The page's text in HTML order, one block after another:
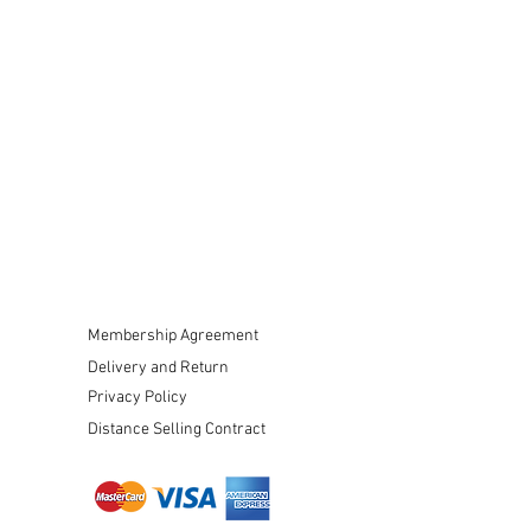
Membership Agreement
Delivery and Return
Privacy Policy
Distance Selling Contract